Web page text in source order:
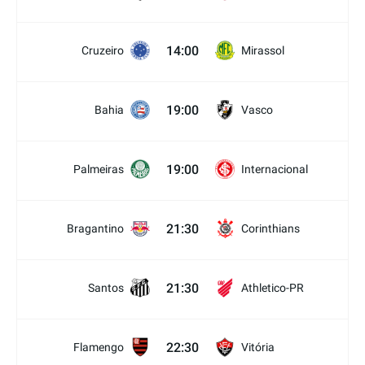
Cruzeiro 14:00 Mirassol
Bahia 19:00 Vasco
Palmeiras 19:00 Internacional
Bragantino 21:30 Corinthians
Santos 21:30 Athletico-PR
Flamengo 22:30 Vitória